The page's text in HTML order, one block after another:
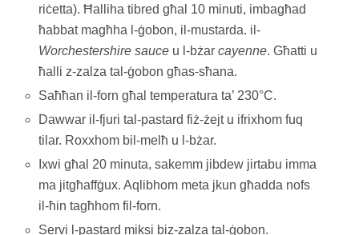
riċetta). Ħalliha tibred għal 10 minuti, imbagħad
ħabbat magħha l-ġobon, il-mustarda. il-
Worchestershire sauce u l-bżarcayenne. Għatti u
ħalli z-zalza tal-ġobon għas-sħana.
Saħħan il-forn għal temperatura ta’ 230°C.
Dawwar il-fjuri tal-pastard fiż-żejt u ifrixhom fuq
tilar. Roxxhom bil-melħ u l-bżar.
Ixwi għal 20 minuta, sakemm jibdew jirtabu imma
ma jitgħaffġux. Aqlibhom meta jkun għadda nofs
il-ħin tagħhom fil-forn.
Servi l-pastard miksi biz-zalza tal-ġobon.